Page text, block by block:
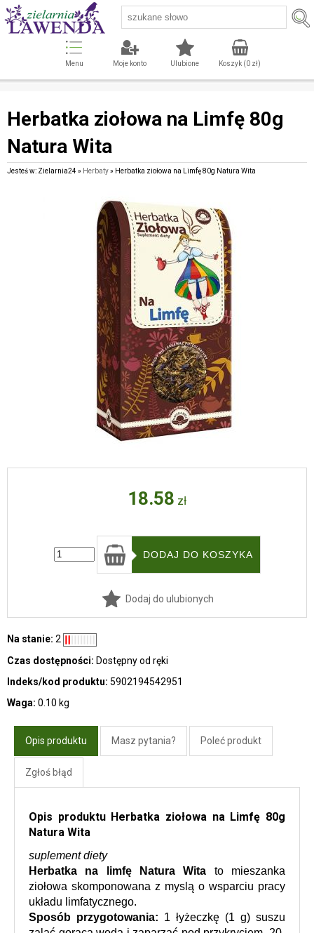
Menu Moje konto Ulubione Koszyk (0zł)
Herbatka ziołowa na Limfę 80g
Natura Wita
Jesteś w: Zielarnia24 » Herbaty» Herbatka ziołowa na Limfę 80g Natura Wita
18.58 zł
Dodaj do ulubionych
Na stanie: 2
Czas dostępności: Dostępny od ręki
Indeks/kod produktu: 5902194542951
Waga: 0.10 kg
Opis produktu Masz pytania? Poleć produkt
Zgłoś błąd
Opis produktu Herbatka ziołowa na Limfę 80g
Natura Wita
suplement diety
Herbatka na limfę Natura Wita to mieszanka
ziołowa skomponowana z myslą o wsparciu pracy
układu limfatycznego.
Sposób przygotowania: 1 łyżeczkę (1 g) suszu